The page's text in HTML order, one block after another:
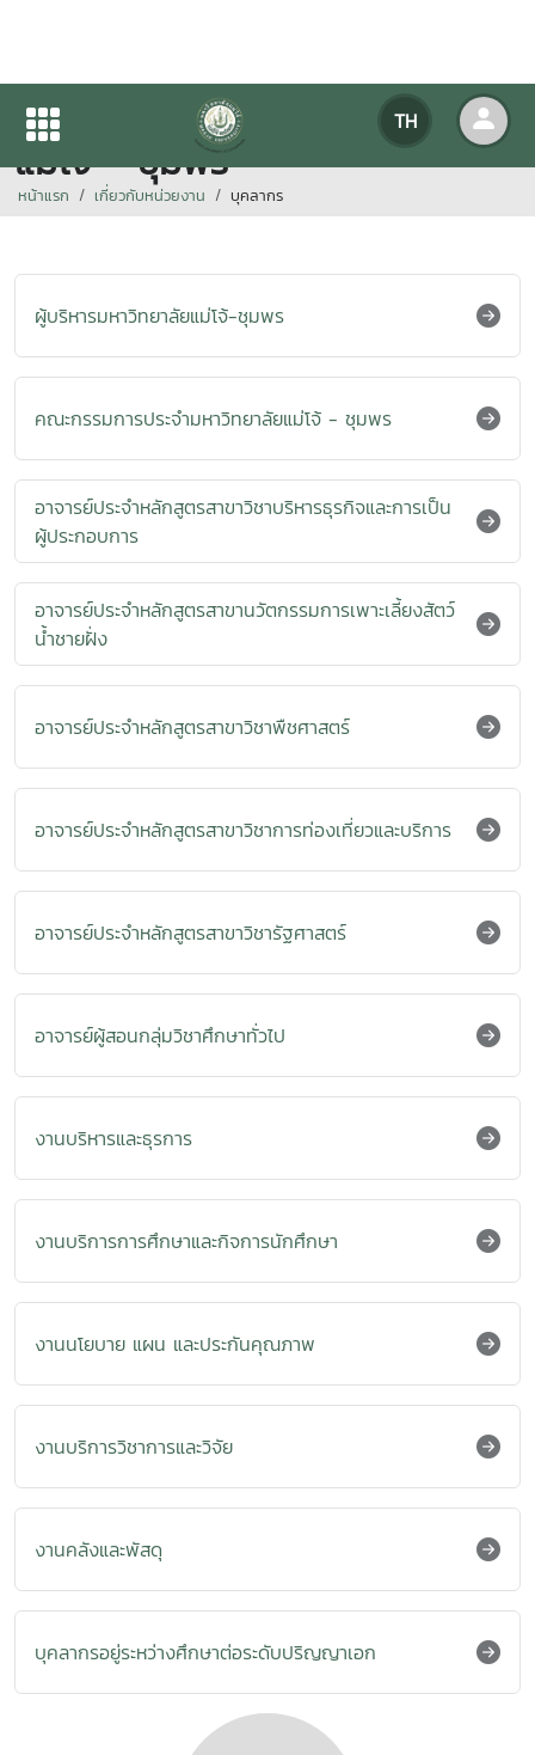
TH
คณะกรรมการประจำมหาวิทยาลัย
แม่โจ้ - ชุมพร
หน้าแรก เกี่ยวกับหน่วยงาน บุคลากร
ผู้บริหารมหาวิทยาลัยแม่โจ้-ชุมพร
คณะกรรมการประจำมหาวิทยาลัยแม่โจ้ - ชุมพร
อาจารย์ประจำหลักสูตรสาขาวิชาบริหารธุรกิจและการเป็น
ผู้ประกอบการ
อาจารย์ประจำหลักสูตรสาขานวัตกรรมการเพาะเลี้ยงสัตว์
น้ำชายฝั่ง
อาจารย์ประจำหลักสูตรสาขาวิชาพืชศาสตร์
อาจารย์ประจำหลักสูตรสาขาวิชาการท่องเที่ยวและบริการ
อาจารย์ประจำหลักสูตรสาขาวิชารัฐศาสตร์
อาจารย์ผู้สอนกลุ่มวิชาศึกษาทั่วไป
งานบริหารและธุรการ
งานบริการการศึกษาและกิจการนักศึกษา
งานนโยบาย แผน และประกันคุณภาพ
งานบริการวิชาการและวิจัย
งานคลังและพัสดุ
บุคลากรอยู่ระหว่างศึกษาต่อระดับปริญญาเอก